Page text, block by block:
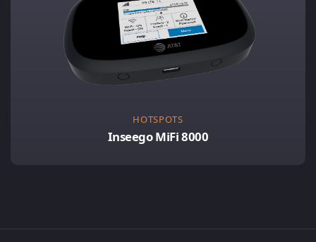
HOTSPOTS
Inseego MiFi 8000